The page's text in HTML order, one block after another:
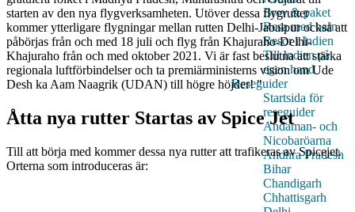
Brev & paket
Resa med barn
Resor i Indien
Till Indien på
egen hand
Reseguider
Startsida för
reseguider
Andaman- och
Nicobaröarna
Andhra Pradesh
Bihar
Chandigarh
Chhattisgarh
starten av den nya flygverksamheten. Utöver dessa flygrutter
kommer ytterligare flygningar mellan rutten Delhi-Jabalpur också att
påbörjas från och med 18 juli och flyg från Khajuraho-Delhi-
Khajuraho från och med oktober 2021. Vi är fast beslutna att stärka
regionala luftförbindelser och ta premiärministerns vision om Ude
Desh ka Aam Naagrik (UDAN) till högre höjder! "
Åtta nya rutter Startas av Spice Jet
Till att börja med kommer dessa nya rutter att trafikeras av Spicejet.
Orterna som introduceras är: